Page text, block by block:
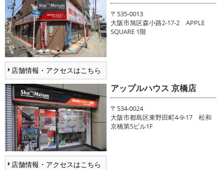
店舗情報・アクセスはこちら
〒535-0013
大阪市旭区森小路2-17-2 APPLE
SQUARE 1階
店舗情報・アクセスはこちら
アップルハウス 京橋店
〒534-0024
大阪市都島区東野田町4-9-17 松和
京橋第5ビル1F